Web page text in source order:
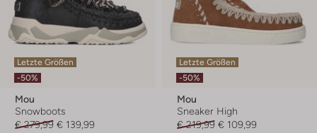
Letzte Größen
-50%
Mou
Snowboots
€ 279,99 € 139,99
Letzte Größen
-50%
Mou
Sneaker High
€ 219,99 € 109,99